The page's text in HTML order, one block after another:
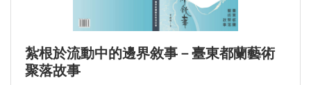
紮根於流動中的邊界敘事－臺東都蘭藝術
聚落故事